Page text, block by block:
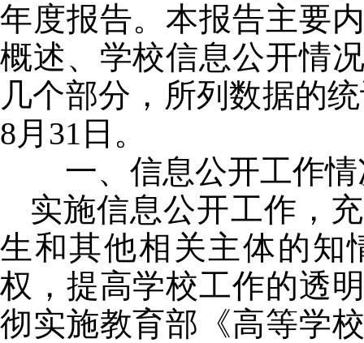
年度报告。本报告主要
概述、学校信息公开情
几个部分，所列数据的
8月 31 日。
一、信息公开工作情
实施信息公开工作，
生和其他相关主体的知
权， 提高学校工作的透
彻实施教育部《高等学